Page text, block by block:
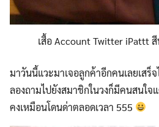
เสื้อ Account Twitter iPattt
มาวันนี้แวะมาเจอลูกค้าอีกคนเลยเสร็
ลองถามไปยังสมาชิกในวงก็มีคนสนใจ
คงเหมือนโดนด่าตลอดเวลา 555